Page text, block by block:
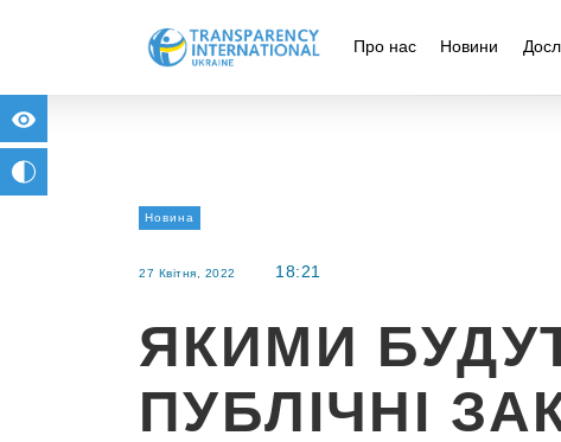
Про нас Новини
Новина
27 Квітня, 2022 18:21
ЯКИМИ
ПУБЛІЧНІ